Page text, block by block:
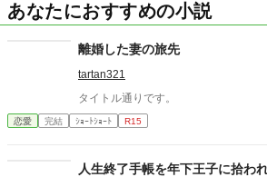
あなたにおすすめの小説
離婚した妻の旅先
tartan321
タイトル通りです。
恋愛 完結 ｼｮｰﾄｼｮｰﾄ R15
人生終了手帳を年下王子に拾わ